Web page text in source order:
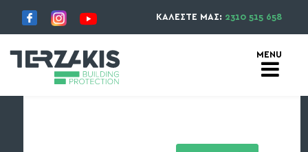
ΚΑΛΕΣΤΕ ΜΑΣ: 2310 515 658